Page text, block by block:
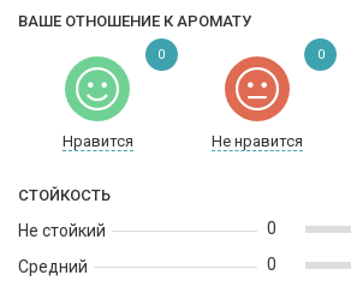
для дневного и вечернего
спортивных, клубных и романтических
США, этот парфюм - это аромат роскоши
ВАШЕ ОТНОШЕНИЕ К АРОМАТУ
Нравится Не нравится
0 0
СТОЙКОСТЬ
Не стойкий
Средний
0
0